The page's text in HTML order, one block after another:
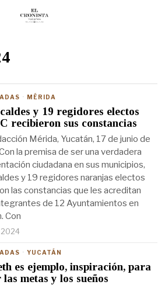
· MÉRIDA
y 19 regidores electos
recibieron sus constancias
Mérida, Yucatán, 17 de junio de
la premisa de ser una verdadera
ciudadana en sus municipios,
y 19 regidores naranjas electos
las constancias que les acreditan
de 12 Ayuntamientos en
Con
2024
· YUCATÁN
es ejemplo, inspiración, para
metas y los sueños